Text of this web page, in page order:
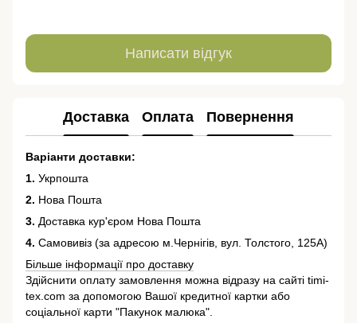
Написати відгук
Доставка Оплата Повернення
Варіанти доставки:
1. Укрпошта
2. Нова Пошта
3. Доставка кур'єром Нова Пошта
4. Самовивіз (за адресою м.Чернігів, вул. Толстого, 125А)
Більше інформації про доставку
Здійснити оплату замовлення можна відразу на сайті timi-
tex.com за допомогою Вашої кредитної картки або
соціальної карти "Пакунок малюка".